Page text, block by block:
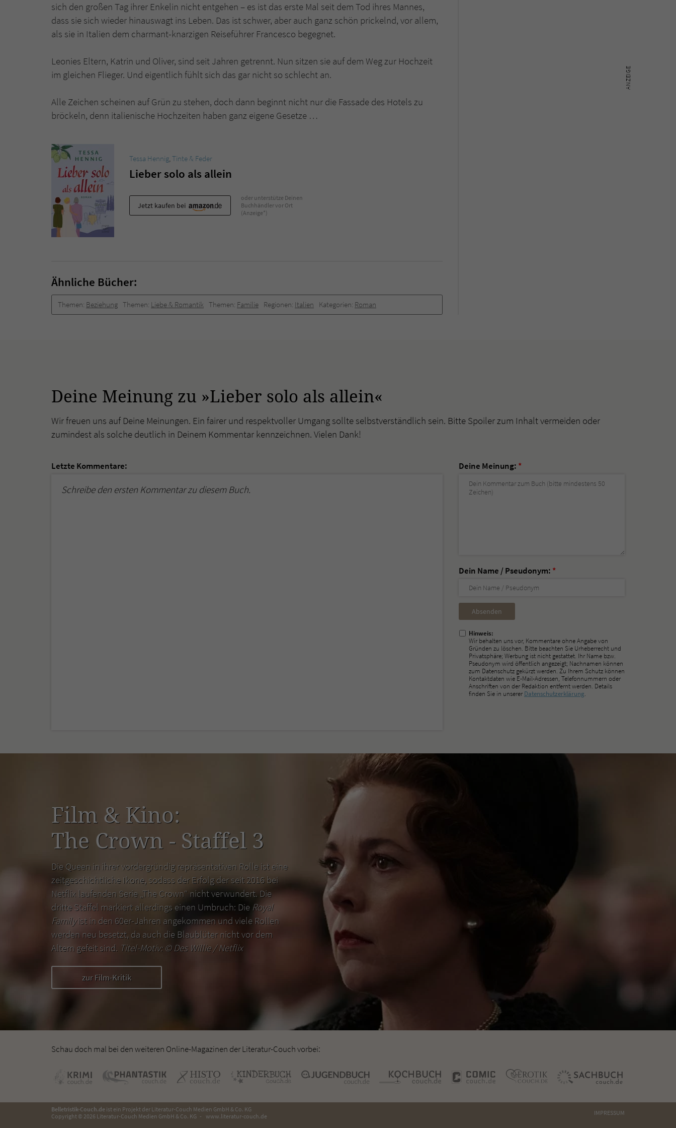
sich den großen Tag ihrer Enkelin nicht entgehen – es ist das erste Mal seit dem Tod ihres Mannes,
dass sie sich wieder hinauswagt ins Leben. Das ist schwer, aber auch ganz schön prickelnd, vor allem,
als sie in Italien dem charmant-knarzigen Reiseführer Francesco begegnet.
Leonies Eltern, Katrin und Oliver, sind seit Jahren getrennt. Nun sitzen sie auf dem Weg zur Hochzeit
im gleichen Flieger. Und eigentlich fühlt sich das gar nicht so schlecht an.
Alle Zeichen scheinen auf Grün zu stehen, doch dann beginnt nicht nur die Fassade des Hotels zu
bröckeln, denn italienische Hochzeiten haben ganz eigene Gesetze …
Tessa Hennig,Tinte & Feder
Lieber solo als allein
Jetzt kaufen bei
oder unterstütze Deinen
Buchhändler vor Ort
(Anzeige*)
Ähnliche Bücher:
Themen: Beziehung Themen: Liebe & Romantik Themen: Familie Regionen: Italien Kategorien: Roman
Deine Meinung zu »Lieber solo als allein«
Wir freuen uns auf Deine Meinungen. Ein fairer und respektvoller Umgang sollte selbstverständlich sein. Bitte Spoiler zum Inhalt vermeiden oder
zumindest als solche deutlich in Deinem Kommentar kennzeichnen. Vielen Dank!
Letzte Kommentare:
Schreibe den ersten Kommentar zu diesem Buch.
Deine Meinung: *
Dein Name / Pseudonym: *
Nicht
ausfüllen!
Hinweis:
Wir behalten uns vor, Kommentare ohne Angabe von
Gründen zu löschen. Bitte beachten Sie Urheberrecht und
Privatsphäre; Werbung ist nicht gestattet. Ihr Name bzw.
Pseudonym wird öffentlich angezeigt; Nachnamen können
zum Datenschutz gekürzt werden. Zu Ihrem Schutz können
Kontaktdaten wie E-Mail-Adressen, Telefonnummern oder
Anschriften von der Redaktion entfernt werden. Details
finden Sie in unserer Datenschutzerklärung.
Film & Kino:
The Crown - Staffel 3
Die Queen in ihrer vordergründig repräsentativen Rolle ist eine
zeitgeschichtliche Ikone, sodass der Erfolg der seit 2016 bei
Netflix laufenden Serie „The Crown“ nicht verwundert. Die
dritte Staffel markiert allerdings einen Umbruch: Die Royal
Familyist in den 60er-Jahren angekommen und viele Rollen
werden neu besetzt, da auch die Blaublüter nicht vor dem
Altern gefeit sind. Titel-Motiv: ©Des Willie / Netflix
zur Film-Kritik
Schau doch mal bei den weiteren Online-Magazinen der Literatur-Couch vorbei:
Belletristik-Couch.de ist ein Projekt der Literatur-Couch Medien GmbH & Co. KG
Copyright © 2026 Literatur-Couch Medien GmbH & Co. KG
www.literatur-couch.de IMPRESSUM
Name tx_pwcomments_ahash
1 Jahr
Zweck
Dieses Cookie gewährleistet die Kommunikation der
Webseite mit dem Benutzer. Es wird benötigt um z. B.